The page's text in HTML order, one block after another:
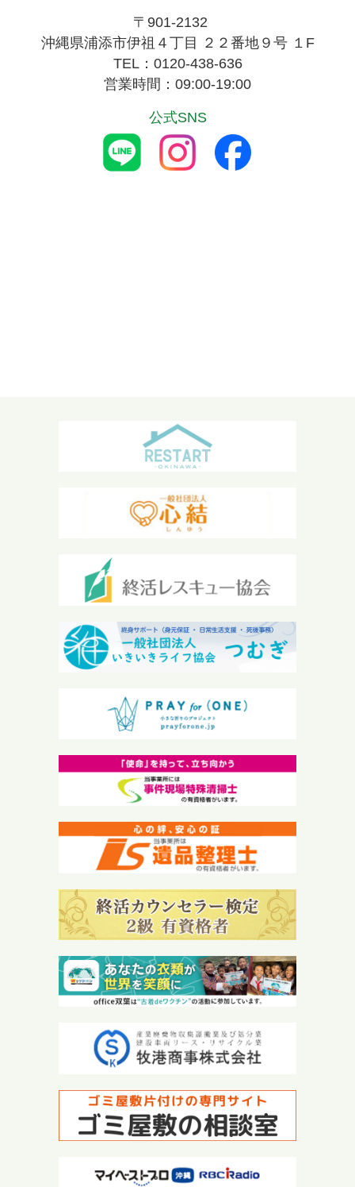
〒901-2132
沖縄県浦添市伊祖４丁目 ２２番地９号 １F
TEL：0120-438-636
営業時間：09:00-19:00
公式SNS